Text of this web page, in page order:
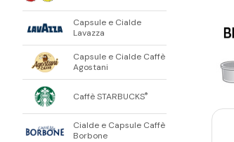
Capsule e Cialde
Lavazza
Capsule e Cialde Caffè
Agostani
Caffè STARBUCKS®
Cialde e Capsule Caffè
Borbone